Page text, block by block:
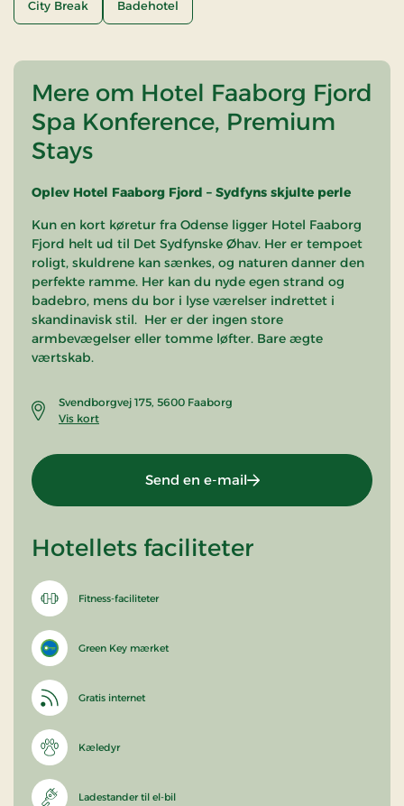
City Break Badehotel
Mere om Hotel Faaborg Fjord
Spa Konference, Premium
Stays
Oplev Hotel Faaborg Fjord – Sydfyns skjulte perle
Kun en kort køretur fra Odense ligger Hotel Faaborg
Fjord helt ud til Det Sydfynske Øhav. Her er tempoet
roligt, skuldrene kan sænkes, og naturen danner den
perfekte ramme. Her kan du nyde egen strand og
badebro, mens du bor i lyse værelser indrettet i
skandinavisk stil. Her er der ingen store
armbevægelser eller tomme løfter. Bare ægte
værtskab.
Svendborgvej 175, 5600 Faaborg
Vis kort
Send en e-mail
Hotellets faciliteter
Fitness-faciliteter
Green Key mærket
Gratis internet
Kæledyr
Ladestander til el-bil